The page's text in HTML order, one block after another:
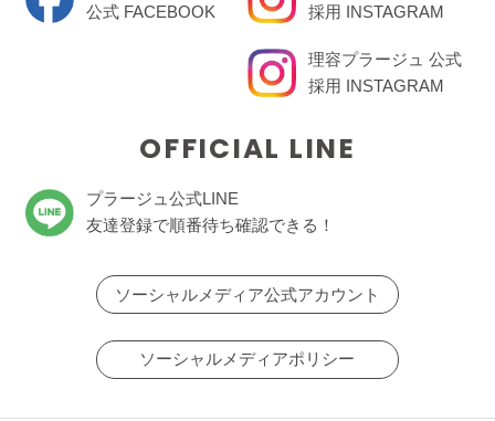
公式 FACEBOOK
採用 INSTAGRAM
理容プラージュ 公式
採用 INSTAGRAM
OFFICIAL LINE
プラージュ公式LINE
友達登録で順番待ち確認できる！
ソーシャルメディア公式アカウント
ソーシャルメディアポリシー